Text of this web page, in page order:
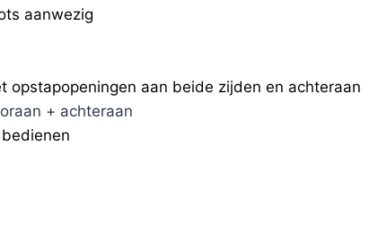
aanwezig
opstapopeningen aan beide zijden en achteraan
+ achteraan